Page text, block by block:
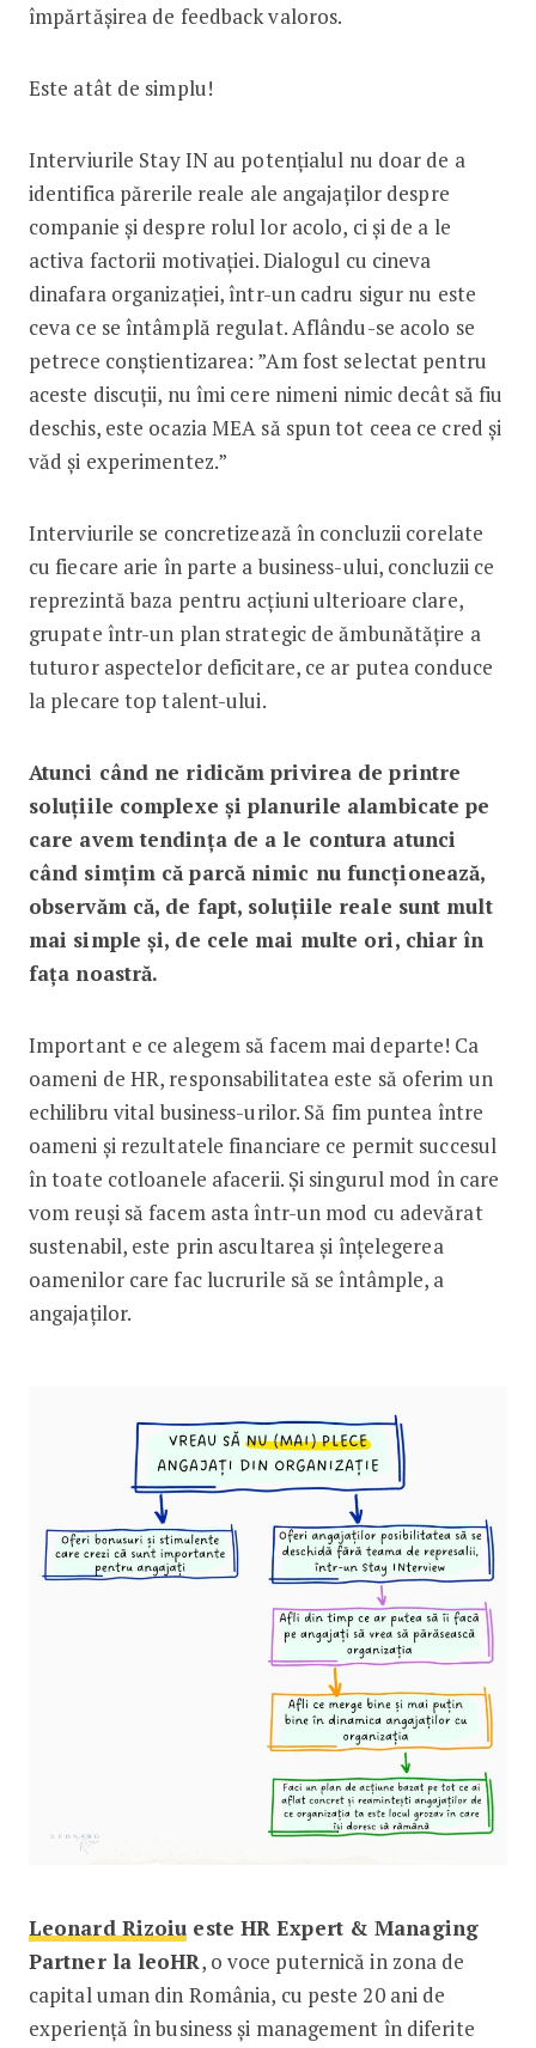
împărtășirea de feedback valoros.
Este atât de simplu!
Interviurile Stay IN au potențialul nu doar de a
identifica părerile reale ale angajaților despre
companie și despre rolul lor acolo, ci și de a le
activa factorii motivației. Dialogul cu cineva
dinafara organizației, într-un cadru sigur nu este
ceva ce se întâmplă regulat. Aflându-se acolo se
petrece conștientizarea: ”Am fost selectat pentru
aceste discuții, nu îmi cere nimeni nimic decât să fiu
deschis, este ocazia MEA să spun tot ceea ce cred și
văd și experimentez.”
Interviurile se concretizează în concluzii corelate
cu fiecare arie în parte a business-ului, concluzii ce
reprezintă baza pentru acțiuni ulterioare clare,
grupate într-un plan strategic de ămbunătățire a
tuturor aspectelor deficitare, ce ar putea conduce
la plecare top talent-ului.
Atunci când ne ridicăm privirea de printre
soluțiile complexe și planurile alambicate pe
care avem tendința de a le contura atunci
când simțim că parcă nimic nu funcționează,
observăm că, de fapt, soluțiile reale sunt mult
mai simple și, de cele mai multe ori, chiar în
fața noastră.
Important e ce alegem să facem mai departe! Ca
oameni de HR, responsabilitatea este să oferim un
echilibru vital business-urilor. Să fim puntea între
oameni și rezultatele financiare ce permit succesul
în toate cotloanele afacerii. Și singurul mod în care
vom reuși să facem asta într-un mod cu adevărat
sustenabil, este prin ascultarea și înțelegerea
oamenilor care fac lucrurile să se întâmple, a
angajaților.
Leonard Rizoiu este HR Expert & Managing
Partner la leoHR, o voce puternică in zona de
capital uman din România, cu peste 20 ani de
experiență în business și management în diferite